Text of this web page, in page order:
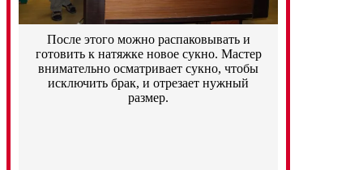
После этого можно распаковывать и
готовить к натяжке новое сукно. Мастер
внимательно осматривает сукно, чтобы
исключить брак, и отрезает нужный
размер.